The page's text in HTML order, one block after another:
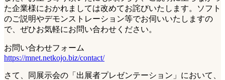
た企業様におかれましては改めてお詫びいたします。ソフト
のご説明やデモンストレーション等でお伺いいたしますの
で、ぜひお気軽にお問い合わせください。
お問い合わせフォーム
https://mnet.netkojo.biz/contact/
さて、同展示会の「出展者プレゼンテーション」において、